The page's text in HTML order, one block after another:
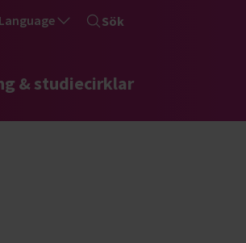
Language Sök
& studiecirklar